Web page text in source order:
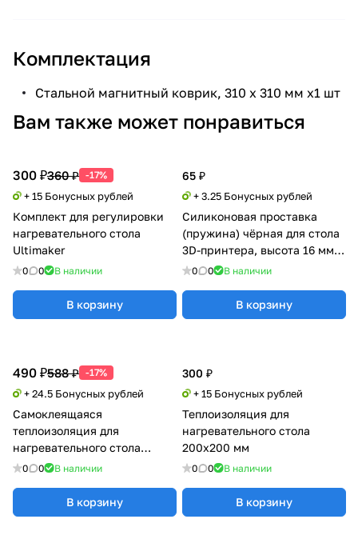
Комплектация
Стальной магнитный коврик, 310 х 310 мм х1 шт
Вам также может понравиться
300 ₽360 ₽ -17%
+ 15 Бонусных рублей
Комплект для регулировки
нагревательного стола
Ultimaker
0 0 В наличии
В корзину
65 ₽
+ 3.25 Бонусных рублей
Силиконовая проставка
(пружина) чёрная для стола
3D-принтера, высота 16 мм, 1
шт
0 0 В наличии
В корзину
300 ₽
+ 15 Бонусных рублей
Теплоизоляция для
нагревательного стола
200х200 мм
0 0 В наличии
В корзину
490 ₽588 ₽ -17%
+ 24.5 Бонусных рублей
Самоклеящаяся
теплоизоляция для
нагревательного стола
(100°C) 235х235
0 0 В наличии
В корзину